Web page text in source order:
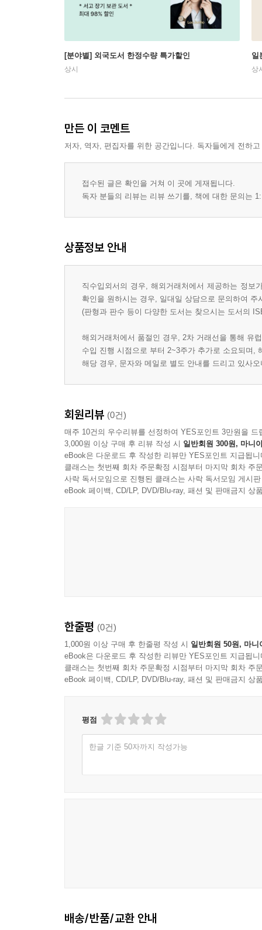
[분야별] 외국도서 한정수량 특가할인
상시
일
상
만든 이 코멘트
저자, 역자, 편집자를 위한 공간입니다. 독자들에게 전하
접수된 글은 확인을 거쳐 이 곳에 게재됩니다.
독자 분들의 리뷰는 리뷰 쓰기를, 책에 대한 문의는
상품정보 안내
직수입외서의 경우, 해외거래처에서 제공하는 정
확인을 원하시는 경우, 일대일 상담으로 문의하여 주
(판형과 판수 등이 다양한 도서는 찾으시는 도서의
해외거래처에서 품절인 경우, 2차 거래선을 통해 유
수입 진행 시점으로 부터 2~3주가 추가로 소요되며,
해당 경우, 문자와 메일로 별도 안내를 드리고 있사
회원리뷰 (0건)
매주 10건의 우수리뷰를 선정하여 YES포인트 3만원을 드
3,000원 이상 구매 후 리뷰 작성 시 일반회원 300원, 마니
eBook은 다운로드 후 작성한 리뷰만 YES포인트 지급됩니
클래스는 첫번째 회차 주문확정 시점부터 마지막 회차 주
사락 독서모임으로 진행된 클래스는 사락 독서모임 게시
eBook 페이백, CD/LP, DVD/Blu-ray, 패션 및 판매금지 상
한줄평 (0건)
1,000원 이상 구매 후 한줄평 작성 시 일반회원 50원, 마니
eBook은 다운로드 후 작성한 리뷰만 YES포인트 지급됩니
클래스는 첫번째 회차 주문확정 시점부터 마지막 회차 주
eBook 페이백, CD/LP, DVD/Blu-ray, 패션 및 판매금지 상
평점
한글 기준 50자까지 작성가능
배송/반품/교환 안내